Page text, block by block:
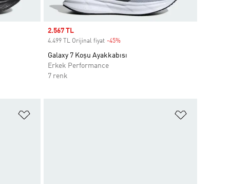
Sale price
2.567 TL
4.499 TL Orijinal fiyat -45%Discount
Galaxy 7 Koşu Ayakkabısı
Erkek Performance
7 renk